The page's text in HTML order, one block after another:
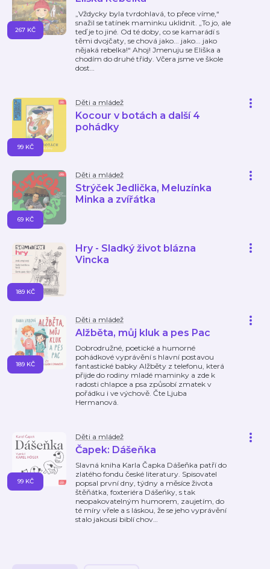
„Vždycky byla tvrdohlavá, to přece víme,“
snažil se tatínek maminku uklidnit. „To jo, ale
teď je to jiné. Od té doby, co se kamarádí s
těmi dvojčaty, se chová jako... jako... jako
nějaká rebelka!“ Ahoj! Jmenuju se Eliška a
chodím do druhé třídy. Včera jsme ve škole
dost…
267 KČ
Děti a mládež
Kocour v botách a další 4
pohádky
99 KČ
Děti a mládež
Strýček Jedlička, Meluzínka
Minka a zvířátka
69 KČ
Hry - Sladký život blázna
Vincka
189 KČ
Děti a mládež
Alžběta, můj kluk a pes Pac
Dobrodružné, poetické a humorné
pohádkové vyprávění s hlavní postavou
fantastické babky Alžběty z telefonu, která
přijde do rodiny mladé maminky a zde k
radosti chlapce a psa způsobí zmatek v
pořádku i ve výchově. Čte Ljuba
Hermanová.
189 KČ
Děti a mládež
Čapek: Dášeňka
Slavná kniha Karla Čapka Dášeňka patří do
zlatého fondu české literatury. Spisovatel
popsal první dny, týdny a měsíce života
štěňátka, foxteriéra Dášeńky, s tak
neopakovatelným humorem, zaujetím, do
té míry vřele a s láskou, že se jeho vyprávění
stalo jakousi biblí chov…
99 KČ